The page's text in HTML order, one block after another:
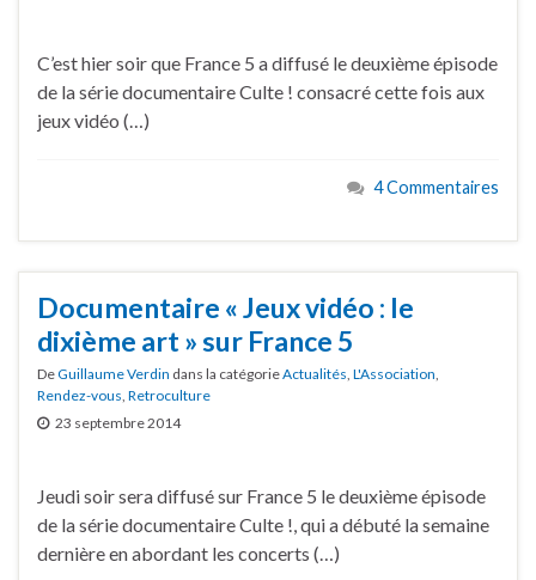
C’est hier soir que France 5 a diffusé le deuxième épisode
de la série documentaire Culte ! consacré cette fois aux
jeux vidéo (…)
4 Commentaires
Documentaire « Jeux vidéo : le
dixième art » sur France 5
DeGuillaume Verdin dans la catégorieActualités, L'Association,
Rendez-vous, Retroculture
23 septembre 2014
Jeudi soir sera diffusé sur France 5 le deuxième épisode
de la série documentaire Culte !, qui a débuté la semaine
dernière en abordant les concerts (…)